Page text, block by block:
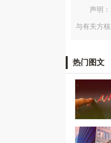
声明
与有关方
热门图文
微星/华擎
款Z790主